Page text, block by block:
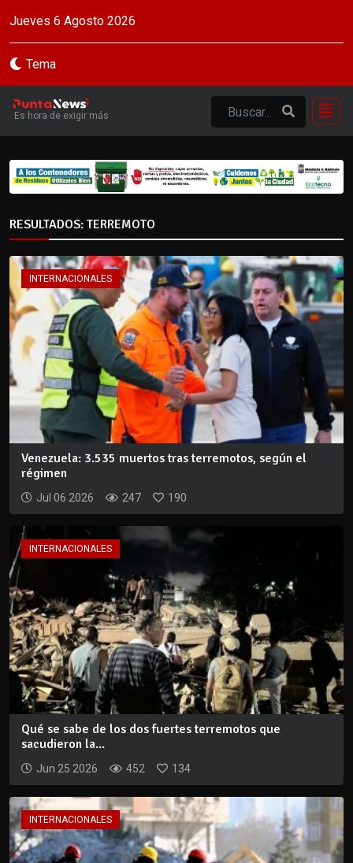
Jueves 6 Agosto 2026
Tema
Es hora de exigir más
RESULTADOS: TERREMOTO
INTERNACIONALES
Venezuela: 3.535 muertos tras terremotos, según el
régimen
Jul 06 2026 247 190
INTERNACIONALES
Qué se sabe de los dos fuertes terremotos que
sacudieron la...
Jun 25 2026 452 134
INTERNACIONALES